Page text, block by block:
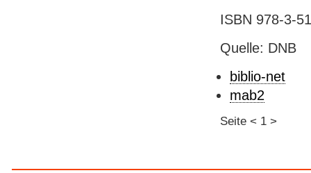
ISBN 978-3-
Quelle: DNB
biblio-net
mab2
Seite < 1 >